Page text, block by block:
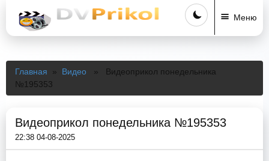
Меню
Главная » Видео » Видеоприкол понедельника
№195353
Видеоприкол понедельника №195353
22:38 04-08-2025